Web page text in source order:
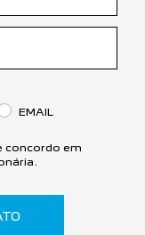
EMAIL
concordo em